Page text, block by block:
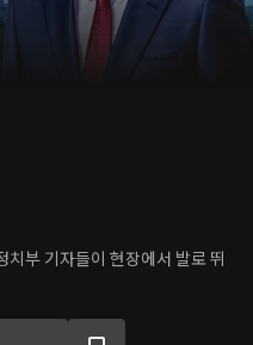
부 기자들이 현장에서 발로 뛰